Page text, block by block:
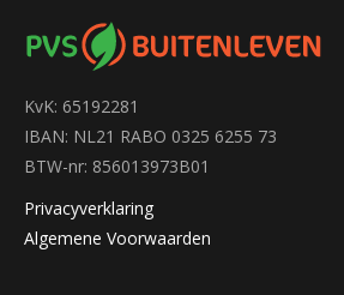
KvK: 65192281
IBAN: NL21 RABO 0325 6255 73
BTW-nr: 856013973B01
Privacyverklaring
Algemene Voorwaarden